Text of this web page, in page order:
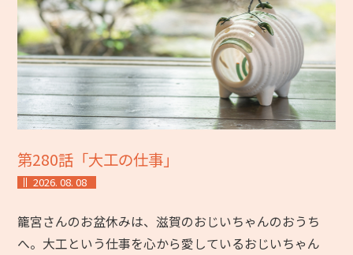
第280話「大工の仕事」
2026. 08. 08
籠宮さんのお盆休みは、滋賀のおじいちゃんのおうち
へ。大工という仕事を心から愛しているおじいちゃん